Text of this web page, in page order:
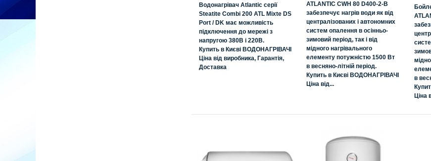
Водонагрівач Atlantic серії
Steatite Combi 200 ATL Mixte DS
Port / DK має можливість
підключення до мережі з
напругою 380В і 220В.
Купить в Києві ВОДОНАГРІВАЧІ
Ціна від виробника, Гарантія,
Доставка
ATLANTIC CWH 80 D400-2-B
забезпечує нагрів води як від
централізованих і автономних
систем опалення в осінньо-
зимовий період, так і від
мідного нагрівального
елементу потужністю 1500 Вт
в весняно-літній період.
Купить в Києві ВОДОНАГРІВАЧІ
Ціна від...
в
Ціна